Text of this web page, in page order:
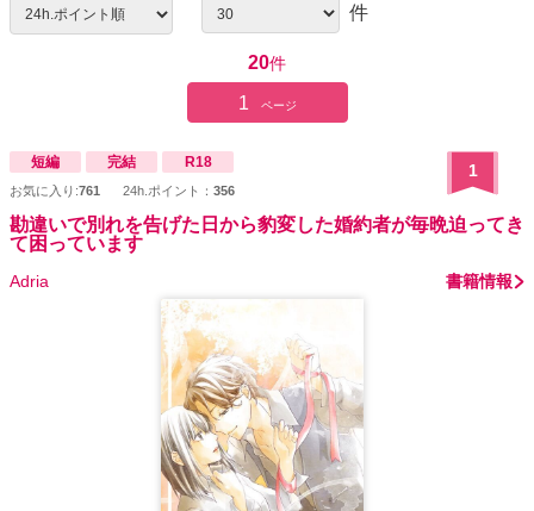
件
20件
1 ページ
短編 完結 R18
お気に入り:761 24h.ポイント： 356
1
勘違いで別れを告げた日から豹変した婚約者が毎晩迫ってき
て困っています
Adria 書籍情報